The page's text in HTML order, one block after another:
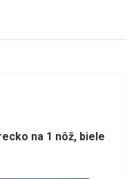
na 1 nôž, biele